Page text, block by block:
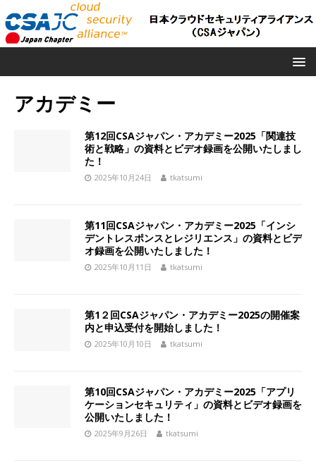
アカデミー
第12回CSAジャパン・アカデミー2025「関連技
術と戦略」の資料とビデオ録画を公開いたしまし
た！
2025年10月24日 tkatsumi
第11回CSAジャパン・アカデミー2025「インシ
デントレスポンスとレジリエンス」の資料とビデ
オ録画を公開いたしました！
2025年10月11日 tkatsumi
第1２回CSAジャパン・アカデミー2025の開催案
内と申込受付を開始しました！
2025年10月10日 tkatsumi
第10回CSAジャパン・アカデミー2025「アプリ
ケーションセキュリティ」の資料とビデオ録画を
公開いたしました！
2025年9月26日 tkatsumi